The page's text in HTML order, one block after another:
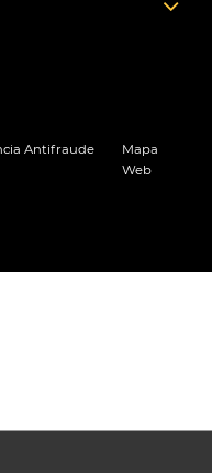
Antifraude
Mapa
Web